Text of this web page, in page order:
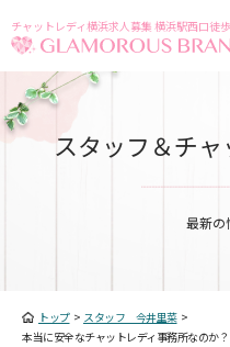
チャットレディ横浜求人募集 横浜駅西口徒
スタッフ＆チ
最新の
トップ> スタッフ 今井里菜>
本当に安全なチャットレディ事務所なのか